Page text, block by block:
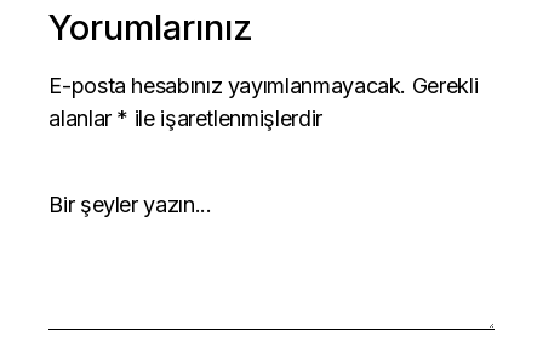
Yorumlarınız
E-posta hesabınız yayımlanmayacak. Gerekli
alanlar * ile işaretlenmişlerdir